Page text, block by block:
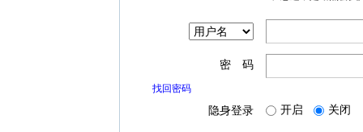
密 码
找回密码
隐身登录 开启 关闭